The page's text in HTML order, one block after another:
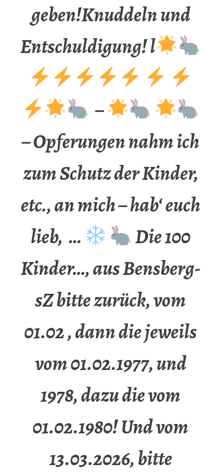
geben!Knuddeln und
Entschuldigung! l
–
– Opferungen nahm ich
zum Schutz der Kinder,
etc., an mich – hab‘ euch
lieb, …
Die 100
Kinder…, aus Bensberg-
sZ bitte zurück, vom
01.02 , dann die jeweils
vom 01.02.1977, und
1978, dazu die vom
01.02.1980! Und vom
13.03.2026, bitte